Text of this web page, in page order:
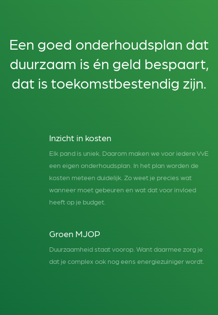
Een goed onderhoudsplan dat
duurzaam is én geld bespaart,
dat is toekomstbestendig zijn.
Inzicht in kosten
Elk pand is uniek. Daarom maken we voor iedere VvE
een eigen onderhoudsplan. In het plan worden de
kosten meteen duidelijk. Zo weet je precies wat
wanneer moet gebeuren en wat dat voor invloed
heeft op je budget.
Groen MJOP
Duurzaamheid staat voorop. Want daarmee zorg je
dat je complex ook nog eens energiezuiniger wordt.